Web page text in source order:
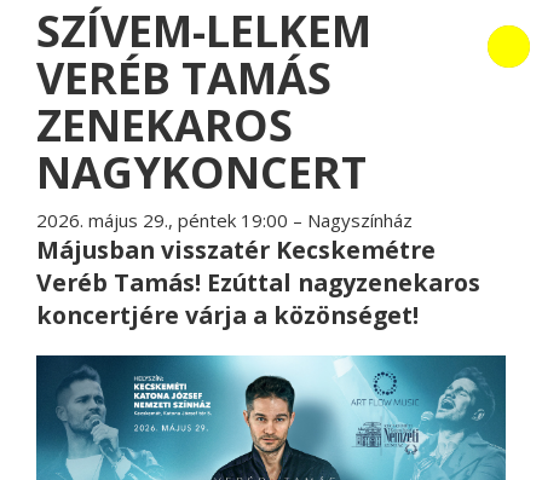
SZÍVEM-LELKEM
VERÉB TAMÁS
ZENEKAROS
NAGYKONCERT
2026. május 29., péntek 19:00 – Nagyszínház
Májusban visszatér Kecskemétre
Veréb Tamás! Ezúttal nagyzenekaros
koncertjére várja a közönséget!